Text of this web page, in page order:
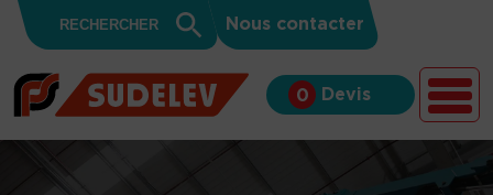
Skip to content
for:
Search
Button
Nous contacter
0 Devis